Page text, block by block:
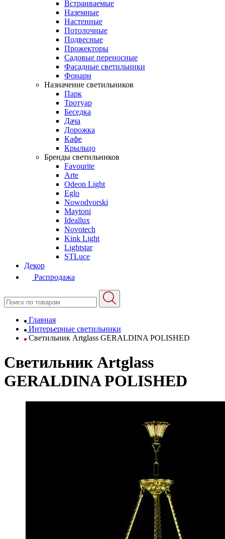
Встраиваемые
Наземные
Настенные
Потолочные
Подвесные
Прожекторы
Садовые переносные
Фасадные светильники
Фонари
Назначение светильников
Парк
Тротуар
Беседка
Дача
Дорожка
Кафе
Крыльцо
Бренды светильников
Favourite
Arte
Odeon Light
Eglo
Nowodvorski
Maytoni
Ideallux
Novotech
Kink Light
Lightstar
STLuce
Декор
Распродажа
Главная
Интерьерные светильники
Светильник Artglass GERALDINA POLISHED
Светильник Artglass
GERALDINA POLISHED